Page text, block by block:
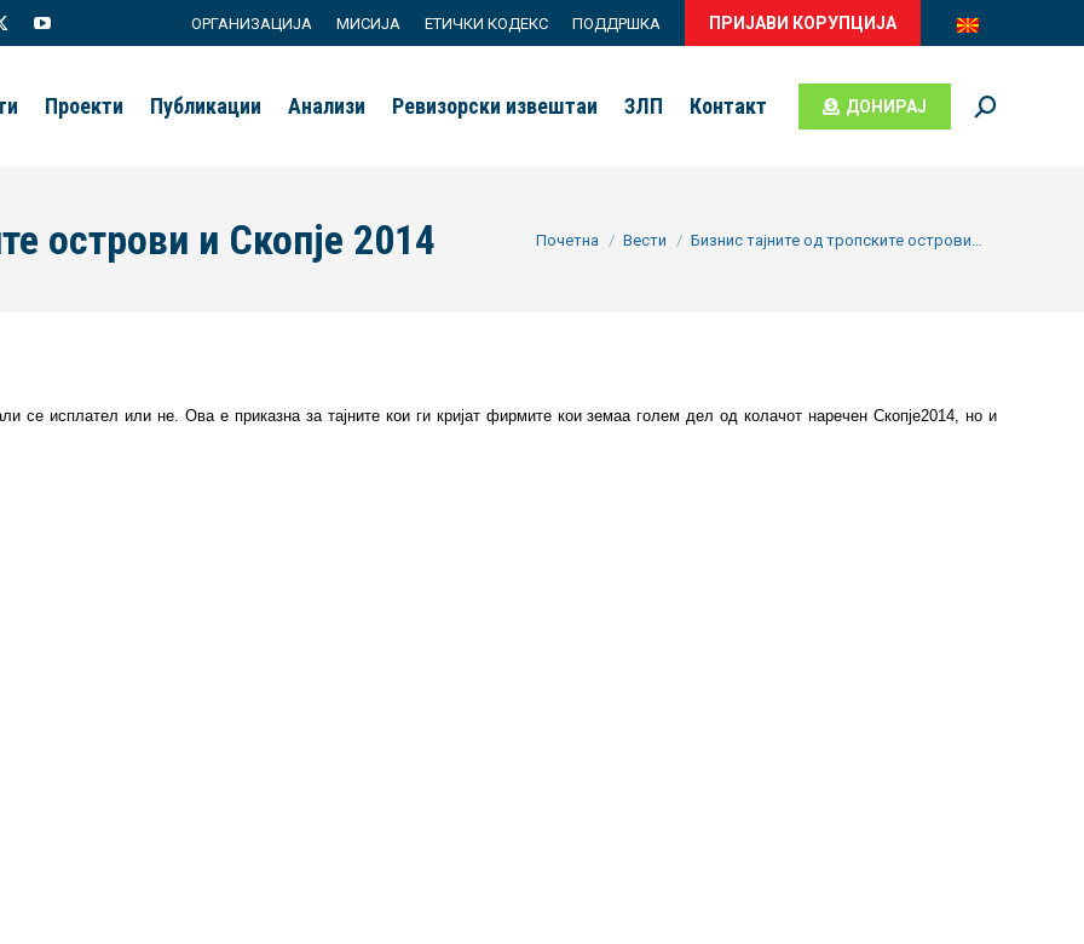
window
YouTube
opens
window
ОРГАНИЗАЦИЈА МИСИЈА ЕТИЧКИ КОДЕКС ПОДДРШКА ПРИЈАВИ КОРУПЦИЈА
Проекти Публикации Анализи Ревизорски извештаи ЗЛП Контакт ДОНИРАЈ Search:
острови и Скопје 2014 You are here:
Почетна Вести Бизнис тајните од тропските острови…
се исплател или не. Ова е приказна за тајните кои ги кријат фирмите кои земаа голем дел од колачот наречен Скопје2014, но и